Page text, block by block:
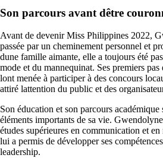
Son parcours avant dêtre
Avant de devenir Miss Philippines 2022,
passée par un cheminement personnel et
dune famille aimante, elle a toujours été
mode et du mannequinat. Ses premiers
lont menée à participer à des concours
attiré lattention du public et des
Son éducation et son parcours académique
éléments importants de sa vie.
études supérieures en communication et
lui a permis de développer ses
leadership.